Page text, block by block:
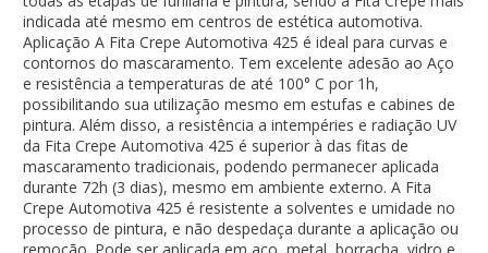
indicada até mesmo em centros de estética automotiva.
Aplicação A Fita Crepe Automotiva 425 é ideal para curvas e
contornos do mascaramento. Tem excelente adesão ao Aço
e resistência a temperaturas de até 100° C por 1h,
possibilitando sua utilização mesmo em estufas e cabines de
pintura. Além disso, a resistência a intempéries e radiação UV
da Fita Crepe Automotiva 425 é superior à das fitas de
mascaramento tradicionais, podendo permanecer aplicada
durante 72h (3 dias), mesmo em ambiente externo. A Fita
Crepe Automotiva 425 é resistente a solventes e umidade no
processo de pintura, e não despedaça durante a aplicação ou